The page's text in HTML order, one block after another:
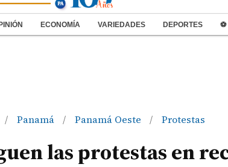
ECONOMÍA VARIEDADES DEPORTES
/ Panamá / Panamá Oeste / Protestas
las protestas en